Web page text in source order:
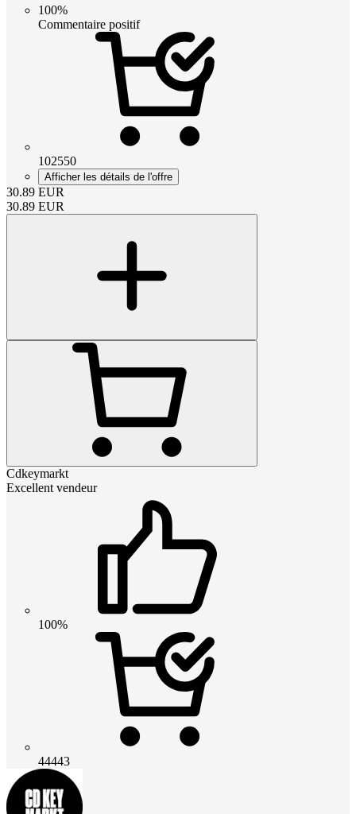
100%
Commentaire positif
102550
Afficher les détails de l'offre
30.89 EUR
30.89 EUR
Cdkeymarkt
Excellent vendeur
100%
44443